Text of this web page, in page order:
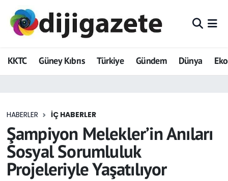
KKTC Güney Kıbrıs Türkiye Gündem Dünya
HABERLER İÇ HABERLER
Şampiyon Melekler’in Anıları
Sosyal Sorumluluk
Projeleriyle Yaşatılıyor
ADVERTORIAL
Dijigazete
Eğitim
Ekonomi
Foto Galeri
Hava Durumu
Trafik Durumu
Tüm Manşetler
Son Dakika Haberleri
Haber Arşivi